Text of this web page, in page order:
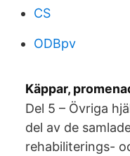
CS
ODBpv
Käppar,
Del 5 – Övriga
del av de
rehabiliterings-